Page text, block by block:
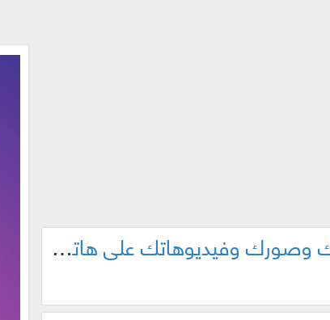
أفضل أربعة تطبيقات لاسترجاع ملفاتك وصورك وفيديوهاتك على هاتفك حتى بعد الفورمات